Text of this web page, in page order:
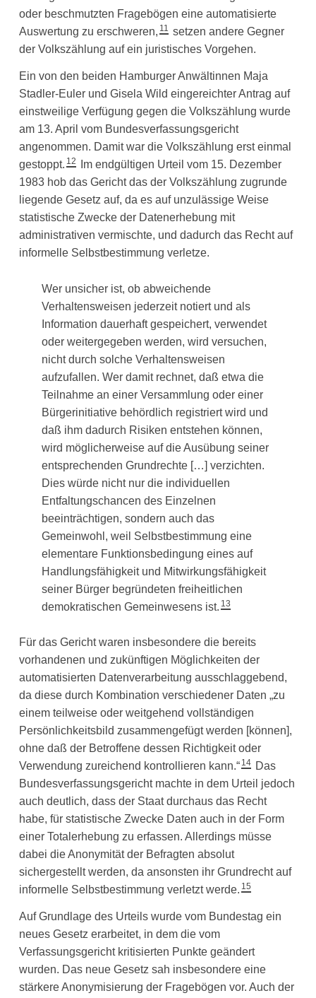
oder beschmutzten Fragebögen eine automatisierte
Auswertung zu erschweren, 11 setzen andere Gegner
der Volkszählung auf ein juristisches Vorgehen.
Ein von den beiden Hamburger Anwältinnen Maja
Stadler-Euler und Gisela Wild eingereichter Antrag auf
einstweilige Verfügung gegen die Volkszählung wurde
am 13. April vom Bundesverfassungsgericht
angenommen. Damit war die Volkszählung erst einmal
gestoppt. 12
Im endgültigen Urteil vom 15. Dezember
1983 hob das Gericht das der Volkszählung zugrunde
liegende Gesetz auf, da es auf unzulässige Weise
statistische Zwecke der Datenerhebung mit
administrativen vermischte, und dadurch das Recht auf
informelle Selbstbestimmung verletze.
Wer unsicher ist, ob abweichende
Verhaltensweisen jederzeit notiert und als
Information dauerhaft gespeichert, verwendet
oder weitergegeben werden, wird versuchen,
nicht durch solche Verhaltensweisen
aufzufallen. Wer damit rechnet, daß etwa die
Teilnahme an einer Versammlung oder einer
Bürgerinitiative behördlich registriert wird und
daß ihm dadurch Risiken entstehen können,
wird möglicherweise auf die Ausübung seiner
entsprechenden Grundrechte […] verzichten.
Dies würde nicht nur die individuellen
Entfaltungschancen des Einzelnen
beeinträchtigen, sondern auch das
Gemeinwohl, weil Selbstbestimmung eine
elementare Funktionsbedingung eines auf
Handlungsfähigkeit und Mitwirkungsfähigkeit
seiner Bürger begründeten freiheitlichen
demokratischen Gemeinwesens ist. 13
Für das Gericht waren insbesondere die bereits
vorhandenen und zukünftigen Möglichkeiten der
automatisierten Datenverarbeitung ausschlaggebend,
da diese durch Kombination verschiedener Daten „zu
einem teilweise oder weitgehend vollständigen
Persönlichkeitsbild zusammengefügt werden [können],
ohne daß der Betroffene dessen Richtigkeit oder
Verwendung zureichend kontrollieren kann.“ 14 Das
Bundesverfassungsgericht machte in dem Urteil jedoch
auch deutlich, dass der Staat durchaus das Recht
habe, für statistische Zwecke Daten auch in der Form
einer Totalerhebung zu erfassen. Allerdings müsse
dabei die Anonymität der Befragten absolut
sichergestellt werden, da ansonsten ihr Grundrecht auf
informelle Selbstbestimmung verletzt werde. 15
Auf Grundlage des Urteils wurde vom Bundestag ein
neues Gesetz erarbeitet, in dem die vom
Verfassungsgericht kritisierten Punkte geändert
wurden. Das neue Gesetz sah insbesondere eine
stärkere Anonymisierung der Fragebögen vor. Auch der